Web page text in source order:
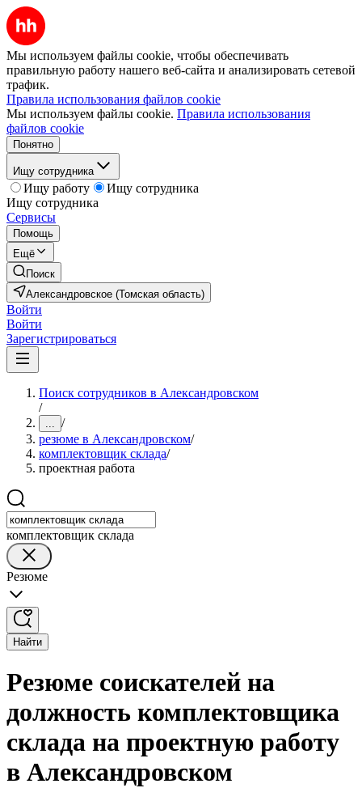
Мы используем файлы cookie, чтобы обеспечивать
правильную работу нашего веб-сайта и анализировать сетевой
трафик.
Правила использования файлов cookie
Мы используем файлы cookie. Правила использования
файлов cookie
Понятно
Ищу сотрудника
Ищу работу
Ищу сотрудника
Ищу сотрудника
Сервисы
Помощь
Ещё
Поиск
Александровское (Томская область)
Войти
Войти
Зарегистрироваться
Поиск сотрудников в Александровском
/
... /
резюме в Александровском/
комплектовщик склада/
проектная работа
комплектовщик склада
Резюме
Найти
Резюме соискателей на
должность комплектовщика
склада на проектную работу
в Александровском